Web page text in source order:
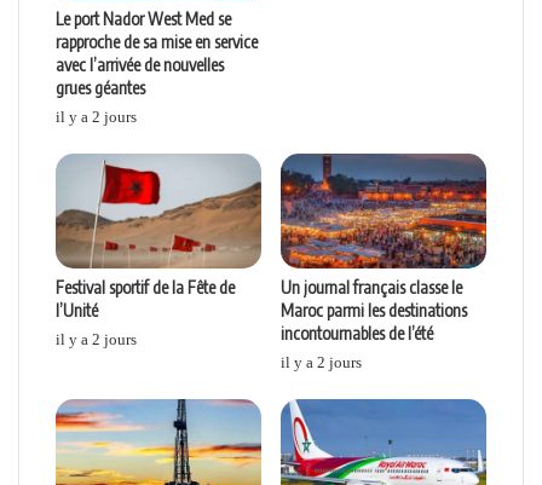
Le port Nador West Med se
rapproche de sa mise en service
avec l’arrivée de nouvelles
grues géantes
il y a 2 jours
Festival sportif de la Fête de
l’Unité
il y a 2 jours
Un journal français classe le
Maroc parmi les destinations
incontournables de l’été
il y a 2 jours